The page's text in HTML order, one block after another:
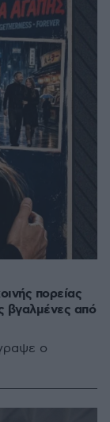
πορείας
βγαλμένες από
ο